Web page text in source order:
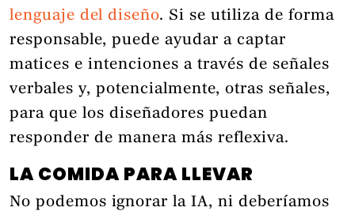
lenguaje del diseño. Si se utiliza de forma
responsable, puede ayudar a captar
matices e intenciones a través de señales
verbales y, potencialmente, otras señales,
para que los diseñadores puedan
responder de manera más reflexiva.
LA COMIDA PARA LLEVAR
No podemos ignorar la IA, ni deberíamos